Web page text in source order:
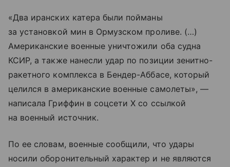
«Два иранских катера были пойманы
за установкой мин в Ормузском проливе. (…)
Американские военные уничтожили оба судна
КСИР, а также нанесли удар по позиции зенитно-
ракетного комплекса в Бендер-Аббасе, который
целился в американские военные самолеты», —
написала Гриффин в соцсети X со ссылкой
на военный источник.
По ее словам, военные сообщили, что удары
носили оборонительный характер и не являются